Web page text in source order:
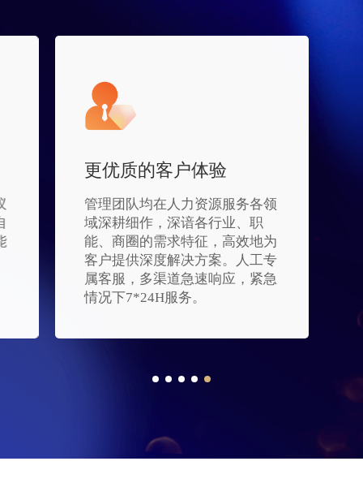
更优质的客户体验
管理团队均在人力资源服务各领
域深耕细作，深谙各行业、职
能、商圈的需求特征，高效地为
客户提供深度解决方案。人工专
属客服，多渠道急速响应，紧急
情况下7*24H服务。